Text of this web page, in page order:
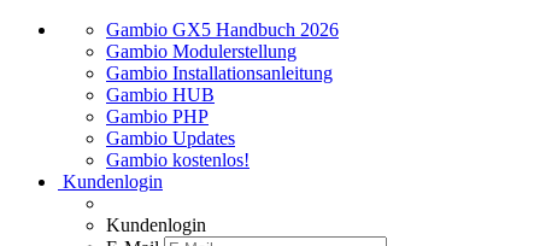
Gambio GX5 Handbuch 2026
Gambio Modulerstellung
Gambio Installationsanleitung
Gambio HUB
Gambio PHP
Gambio Updates
Gambio kostenlos!
Kundenlogin
Kundenlogin